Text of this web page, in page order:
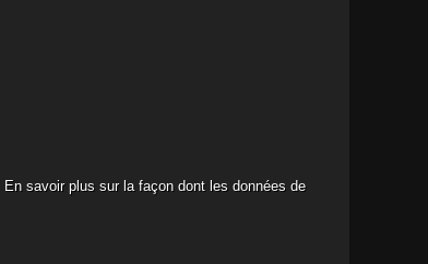
En savoir plus sur la façon dont les données de